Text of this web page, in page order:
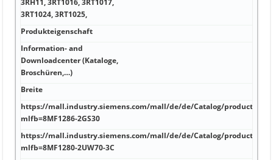
3RT1024, 3RT1025,
Produkteigenschaft
Information- and
Downloadcenter (Kataloge,
Broschüren,…)
Breite
https://mall.industry.siemens.com/mall/de/de/Catalog/product?
mlfb=8MF1286-2GS30
https://mall.industry.siemens.com/mall/de/de/Catalog/product?
mlfb=8MF1280-2UW70-3C